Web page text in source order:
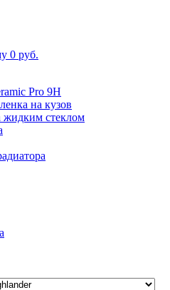
0 руб.
Pro 9H
на кузов
жидким стеклом